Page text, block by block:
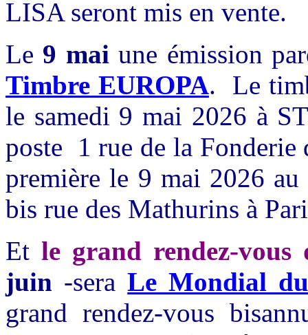
LISA seront mis en vente.
Le 9 mai une émission
Timbre EUROPA. Le
le samedi 9 mai 2026 à
poste 1 rue de la Fonderie
première le 9 mai 2026
bis rue des Mathurins à
Et le grand rendez-vous
juin -seraLe Mondial
grand rendez-vous